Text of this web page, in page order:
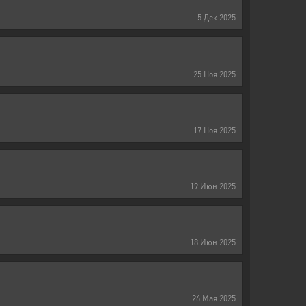
5 Дек 2025
25 Ноя 2025
17 Ноя 2025
19 Июн 2025
18 Июн 2025
26 Мая 2025